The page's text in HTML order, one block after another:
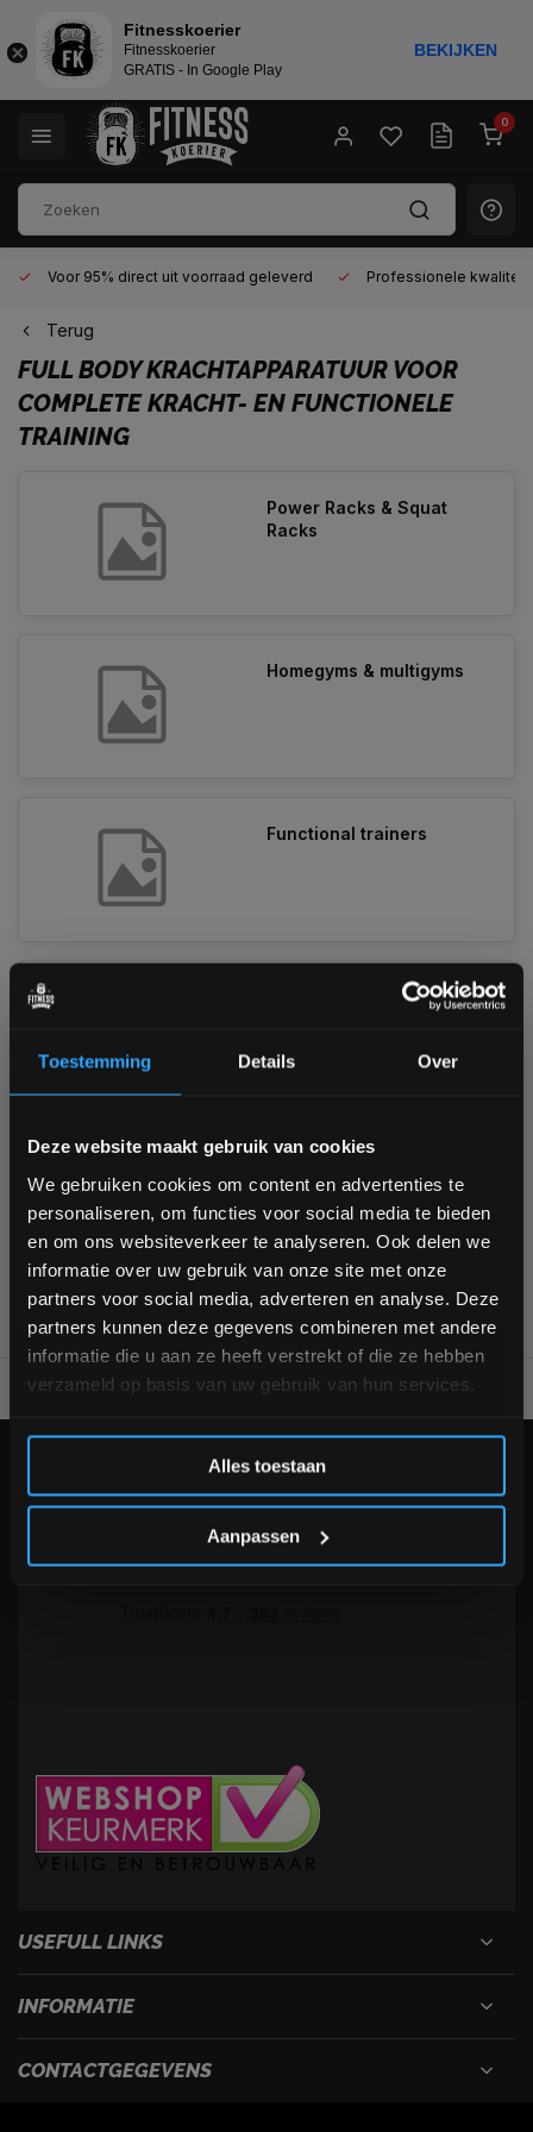
Toestemming Details Over
Deze website maakt gebruik van cookies
We gebruiken cookies om content en advertenties te
personaliseren, om functies voor social media te bieden
en om ons websiteverkeer te analyseren. Ook delen we
informatie over uw gebruik van onze site met onze
partners voor social media, adverteren en analyse. Deze
partners kunnen deze gegevens combineren met andere
informatie die u aan ze heeft verstrekt of die ze hebben
verzameld op basis van uw gebruik van hun services.
Alles toestaan
Aanpassen
0
Voor 95% direct uit voorraad geleverd Professionele kwaliteit
Terug
FULL BODY KRACHTAPPARATUUR VOOR
COMPLETE KRACHT- EN FUNCTIONELE
TRAINING
Power Racks & Squat
Racks
Homegyms & multigyms
Functional trainers
Trainingsbanken
Voor 95% direct uit voorraad geleverd Professionele
Veelgestelde vragen
+31 (0)24 645 1309
info@fitnesskoerier.nl
USEFULL LINKS
INFORMATIE
CONTACTGEGEVENS
Bam! 5% korting op je volgende
Schrijf je in voor onze nieuwsbrief om op de hoogte te
blijven over onze nieuwe producten, deals en meer
interessante info. Ontvang 5% korting op je eerstvolgende
aankoop! 😀
Inschrijven
*Verzendkosten vallen buiten de korting
Fitnesskoerier
Fitnesskoerier
GRATIS - In Google Play
BEKIJKEN